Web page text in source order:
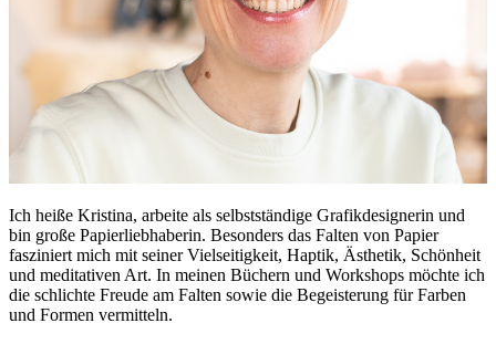
Ich heiße Kristina, arbeite als selbstständige Grafikdesignerin und
bin große Papierliebhaberin. Besonders das Falten von Papier
fasziniert mich mit seiner Vielseitigkeit, Haptik, Ästhetik, Schönheit
und meditativen Art. In meinen Büchern und Workshops möchte ich
die schlichte Freude am Falten sowie die Begeisterung für Farben
und Formen vermitteln.